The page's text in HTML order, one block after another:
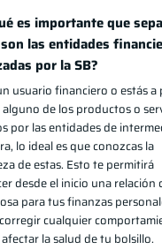
es importante que
las entidades
por la SB?
usuario financiero o estás
de los productos o
por las entidades de
lo ideal es que conozcas la
de estas. Esto te permitirá
desde el inicio una relación
para tus finanzas
cualquier
la salud de tu bolsillo.